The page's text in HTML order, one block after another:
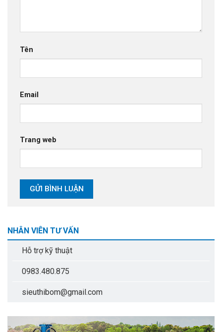
Tên
Email
Trang web
NHÂN VIÊN TƯ VẤN
Hỗ trợ kỹ thuật
0983.480.875
sieuthibom@gmail.com